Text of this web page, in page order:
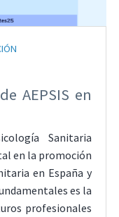
AEPSIS en
Sanitaria
en la promoción
en España y
es la
profesionales